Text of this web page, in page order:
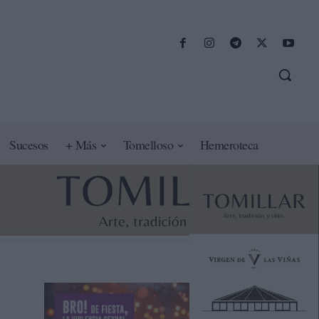
Sucesos + Más Tomelloso Hemeroteca